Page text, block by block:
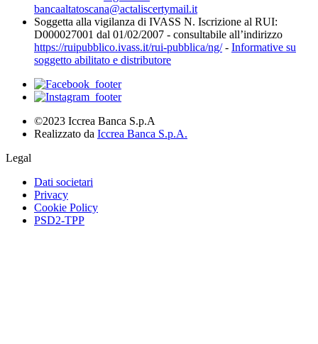
bancaaltatoscana@actaliscertymail.it
Soggetta alla vigilanza di IVASS N. Iscrizione al RUI:
D000027001 dal 01/02/2007 - consultabile all’indirizzo
https://ruipubblico.ivass.it/rui-pubblica/ng/- Informative su
soggetto abilitato e distributore
©2023 Iccrea Banca S.p.A
Realizzato da Iccrea Banca S.p.A.
Legal
Dati societari
Privacy
Cookie Policy
PSD2-TPP